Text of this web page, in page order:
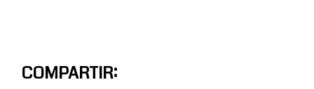
COMPARTIR: